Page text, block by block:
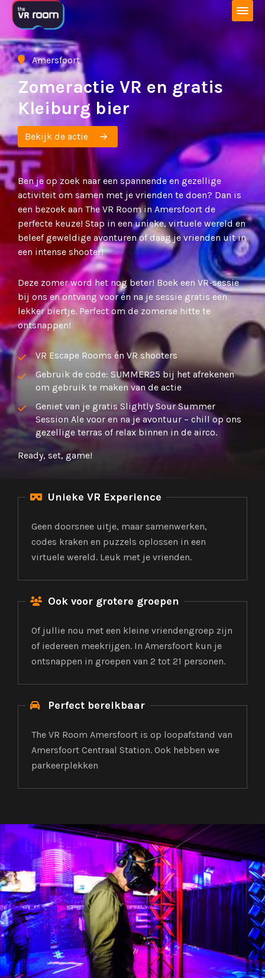
Open
 Amersfoort
Zomeractie VR en gratis
Kleiburg bier
Bekijk de actie
Ben je op zoek naar een spannende en gezellige
activiteit om samen met je vrienden te doen? Dan is
een bezoek aan The VR Room in Amersfoort de
perfecte keuze! Stap in een unieke, virtuele wereld en
beleef geweldige avonturen of daag je vrienden uit in
een intense shooter!
Deze zomer word het nog beter! Boek een VR-sessie
bij ons en ontvang voor én na je sessie gratis een
lekker biertje. Perfect om de zomerse hitte te
ontsnappen!
VR Escape Rooms én VR shooters
Gebruik de code: SUMMER25 bij het afrekenen
om gebruik te maken van de actie
Geniet van je gratis Slightly Sour Summer
Session Ale voor en na je avontuur – chill op ons
gezellige terras of relax binnen in de airco.
Ready, set, game!
 Unieke VR Experience
Geen doorsnee uitje, maar samenwerken,
codes kraken en puzzels oplossen in een
virtuele wereld. Leuk met je vrienden.
 Ook voor grotere groepen
Of jullie nou met een kleine vriendengroep zijn
of iedereen meekrijgen. In Amersfoort kun je
ontsnappen in groepen van 2 tot 21 personen.
 Perfect bereikbaar
The VR Room Amersfoort is op loopafstand van
Amersfoort Centraal Station. Ook hebben we
parkeerplekken